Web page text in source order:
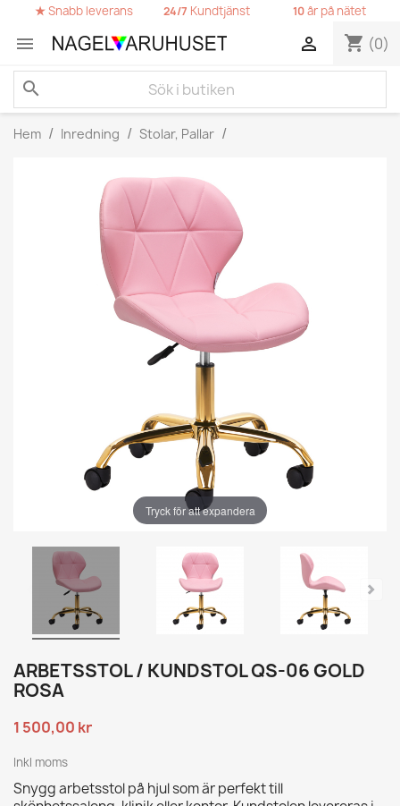
★Snabb leverans 24/7 Kundtjänst 10år på nätet
 shopping_cart (0)

search
Hem Inredning Stolar, Pallar
Tryck för att expandera
ARBETSSTOL / KUNDSTOL QS-06 GOLD
ROSA
1 500,00 kr
Inkl moms
Snygg arbetsstol på hjul som är perfekt till